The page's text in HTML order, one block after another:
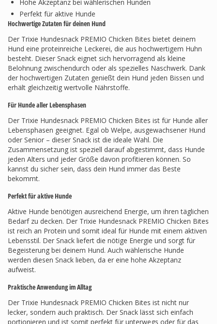
Hohe Akzeptanz bei wählerischen Hunden
Perfekt für aktive Hunde
Hochwertige Zutaten für deinen Hund
Der Trixie Hundesnack PREMIO Chicken Bites bietet deinem
Hund eine proteinreiche Leckerei, die aus hochwertigem Huhn
besteht. Dieser Snack eignet sich hervorragend als kleine
Belohnung zwischendurch oder als spezielles Naschwerk. Dank
der hochwertigen Zutaten genießt dein Hund jeden Bissen und
erhält gleichzeitig wertvolle Nährstoffe.
Für Hunde aller Lebensphasen
Der Trixie Hundesnack PREMIO Chicken Bites ist für Hunde aller
Lebensphasen geeignet. Egal ob Welpe, ausgewachsener Hund
oder Senior – dieser Snack ist die ideale Wahl. Die
Zusammensetzung ist speziell darauf abgestimmt, dass Hunde
jeden Alters und jeder Größe davon profitieren können. So
kannst du sicher sein, dass dein Hund immer das Beste
bekommt.
Perfekt für aktive Hunde
Aktive Hunde benötigen ausreichend Energie, um ihren täglichen
Bedarf zu decken. Der Trixie Hundesnack PREMIO Chicken Bites
ist reich an Protein und somit ideal für Hunde mit einem aktiven
Lebensstil. Der Snack liefert die nötige Energie und sorgt für
Begeisterung bei deinem Hund. Auch wählerische Hunde
werden diesen Snack lieben, da er eine hohe Akzeptanz
aufweist.
Praktische Anwendung im Alltag
Der Trixie Hundesnack PREMIO Chicken Bites ist nicht nur
lecker, sondern auch praktisch. Der Snack lässt sich einfach
portionieren und ist somit perfekt für unterwegs oder für das